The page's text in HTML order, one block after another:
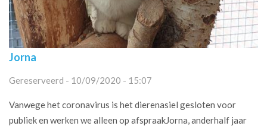
Jorna
Gereserveerd - 10/09/2020 - 15:07
Vanwege het coronavirus is het dierenasiel gesloten voor
publiek en werken we alleen op afspraakJorna, anderhalf jaar